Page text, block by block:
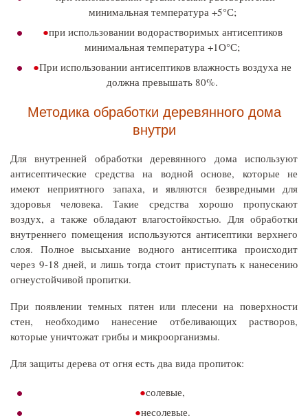
минимальная температура +5°С;
при использовании водорастворимых антисептиков
минимальная температура +1О°С;
При использовании антисептиков влажность воздуха не
должна превышать 80%.
Методика обработки деревянного дома
внутри
Для внутренней обработки деревянного дома используют
антисептические средства на водной основе, которые не
имеют неприятного запаха, и являются безвредными для
здоровья человека. Такие средства хорошо пропускают
воздух, а также обладают влагостойкостью. Для обработки
внутреннего помещения используются антисептики верхнего
слоя. Полное высыхание водного антисептика происходит
через 9-18 дней, и лишь тогда стоит приступать к нанесению
огнеустойчивой пропитки.
При появлении темных пятен или плесени на поверхности
стен, необходимо нанесение отбеливающих растворов,
которые уничтожат грибы и микроорганизмы.
Для защиты дерева от огня есть два вида пропиток:
солевые,
несолевые.